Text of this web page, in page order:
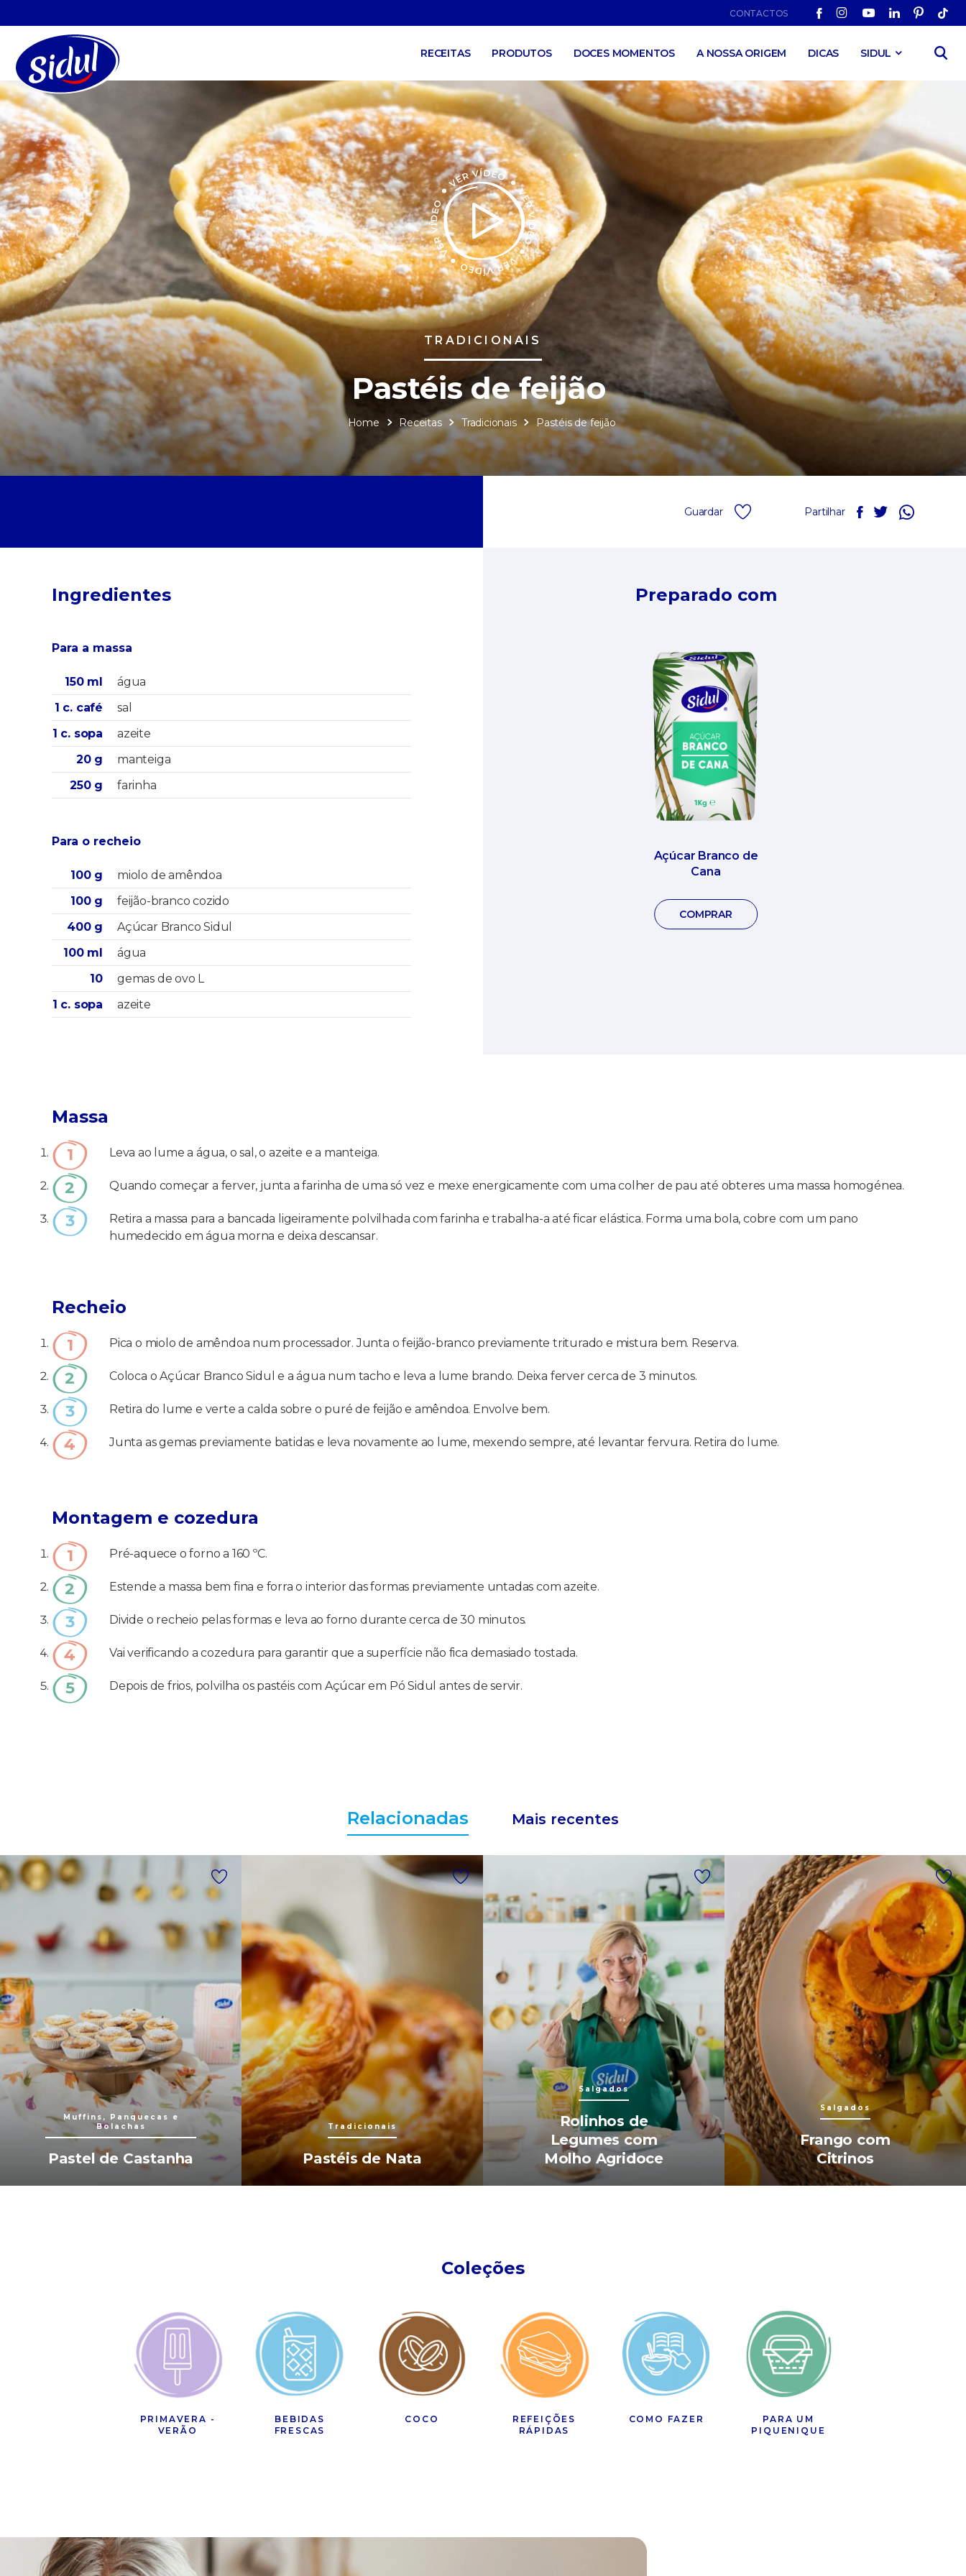
CONTACTOS
RECEITAS PRODUTOS DOCES MOMENTOS A NOSSA ORIGEM DICAS SIDUL
TRADICIONAIS
Pastéis de feijão
Home Receitas Tradicionais Pastéis de feijão
Guardar Partilhar
Ingredientes
Para a massa
150 ml
água
1 c. café
sal
1 c. sopa
azeite
20 g
manteiga
250 g
farinha
Para o recheio
100 g
miolo de amêndoa
100 g
feijão-branco cozido
400 g
Açúcar Branco Sidul
100 ml
água
10
gemas de ovo L
1 c. sopa
azeite
Preparado com
Açúcar Branco de
Cana
COMPRAR
Massa
Leva ao lume a água, o sal, o azeite e a manteiga.
Quando começar a ferver, junta a farinha de uma só vez e mexe energicamente com uma colher de pau até obteres uma massa homogénea.
Retira a massa para a bancada ligeiramente polvilhada com farinha e trabalha-a até ficar elástica. Forma uma bola, cobre com um pano
humedecido em água morna e deixa descansar.
Recheio
Pica o miolo de amêndoa num processador. Junta o feijão-branco previamente triturado e mistura bem. Reserva.
Coloca o Açúcar Branco Sidul e a água num tacho e leva a lume brando. Deixa ferver cerca de 3 minutos.
Retira do lume e verte a calda sobre o puré de feijão e amêndoa. Envolve bem.
Junta as gemas previamente batidas e leva novamente ao lume, mexendo sempre, até levantar fervura. Retira do lume.
Montagem e cozedura
Pré-aquece o forno a 160 ºC.
Estende a massa bem fina e forra o interior das formas previamente untadas com azeite.
Divide o recheio pelas formas e leva ao forno durante cerca de 30 minutos.
Vai verificando a cozedura para garantir que a superfície não fica demasiado tostada.
Depois de frios, polvilha os pastéis com Açúcar em Pó Sidul antes de servir.
Relacionadas Mais recentes
Muffins, Panquecas e
Bolachas
Pastel de Castanha
Tradicionais
Pastéis de Nata
Salgados
Rolinhos de
Legumes com
Molho Agridoce
Salgados
Frango com
Citrinos
Coleções
PRIMAVERA -
VERÃO
BEBIDAS
FRESCAS
COCO
REFEIÇÕES
RÁPIDAS
COMO FAZER
PARA UM
PIQUENIQUE